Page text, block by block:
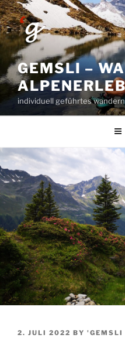
Skip
to
content
GEMSLI –
individuell geführtes
POSTED
2. JULI 2022 BY 'GEMSLI